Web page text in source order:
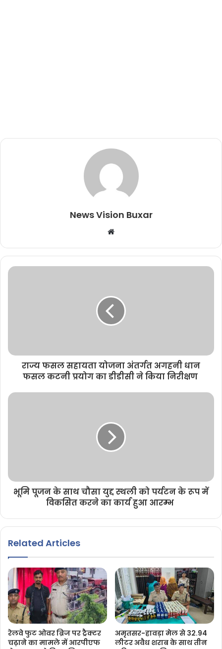
News Vision Buxar
b
s
e
राज्य फसल सहायता योजना अंतर्गत अगहनी धान
फसल कटनी प्रयोग का डीडीसी ने किया निरीक्षण
भूमि पूजन के साथ चौसा युद्द स्थली को पर्यटन के रूप में
विकसित करने का कार्य हुआ आरम्भ
Related Articles
रेलवे फुट ओवर ब्रिज पर ट्रैक्टर
चढ़ाने का मामले में आरपीएफ
अमृतसर-हावड़ा मेल से 32.94
लीटर अवैध शराब के साथ तीन